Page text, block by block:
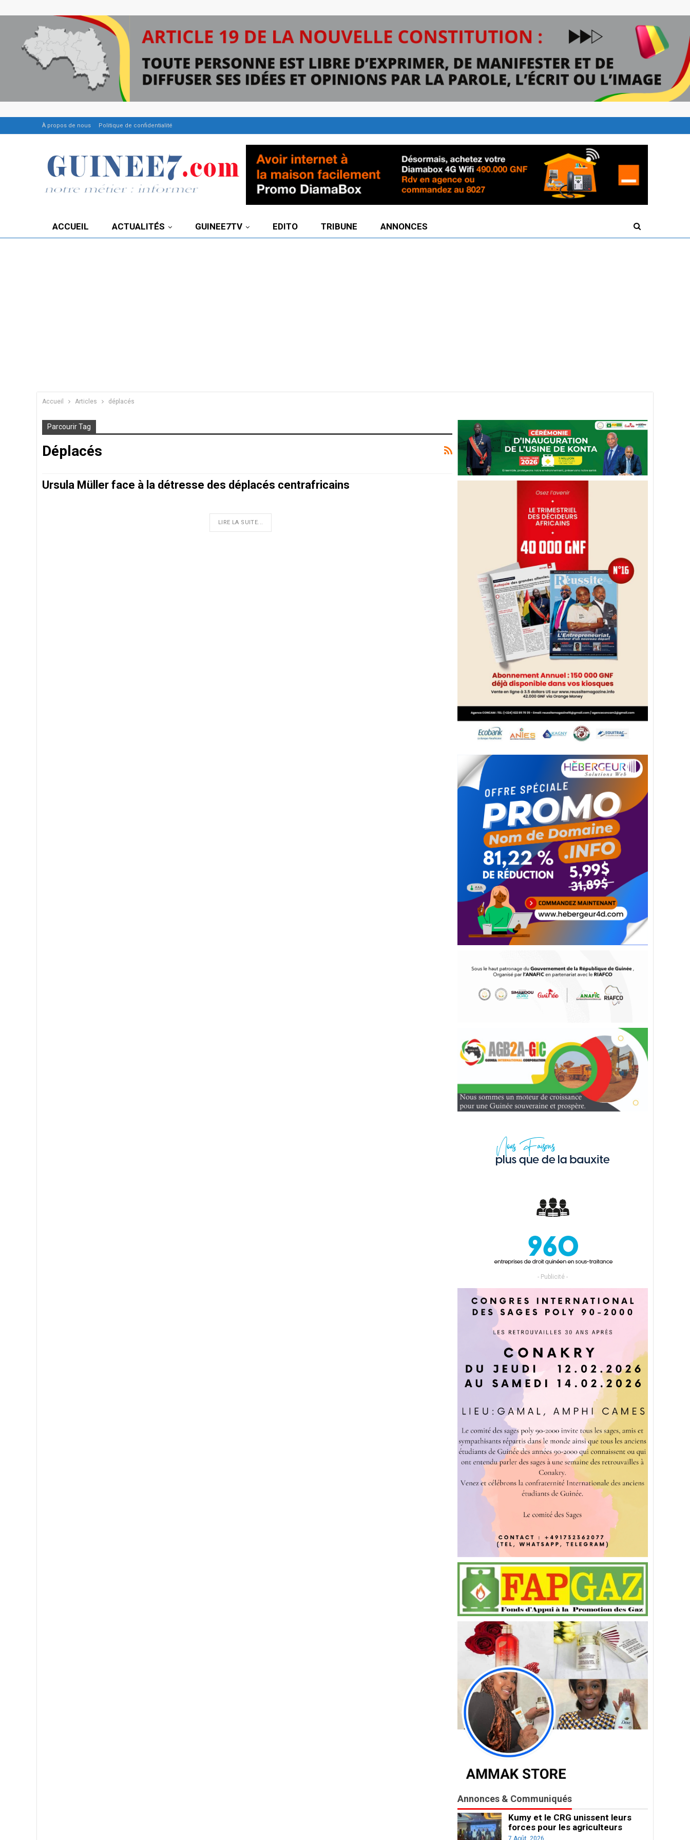
À propos de nous Politique de confidentialité
ACCUEIL ACTUALITÉS GUINEE7TV EDITO TRIBUNE ANNONCES
Accueil Articles déplacés
Parcourir Tag
Déplacés
Ursula Müller face à la détresse des déplacés centrafricains
LIRE LA SUITE...
- Publicité -
Annonces & Communiqués
Kumy et le CRG unissent leurs
forces pour les agriculteurs